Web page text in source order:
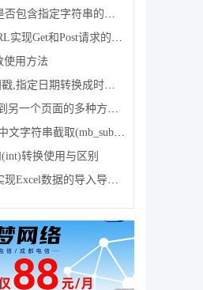
含指定字符串的多种方法
现Get和Post请求的方法
使用方法
,指定日期转换成时间戳
个页面的多种方法方法总结
符串截取(mb_substr)和获取中
转换使用与区别
数据的导入导出(全步骤详细